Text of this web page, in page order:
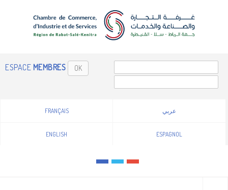
ESPACE MEMBRES OK
FRANÇAIS عربي
ENGLISH ESPAGNOL